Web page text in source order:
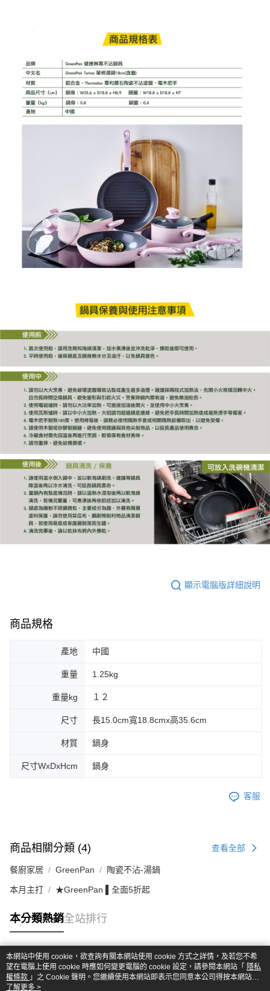
顯示電腦版詳細說明
商品規格
產地 中國
重量 1.25kg
重量kg １２
尺寸 長15.0cm寬18.8cmx高35.6cm
材質 鍋身
尺寸WxDxHcm 鍋身
客服
商品相關分類 (4) 查看全部
餐廚家居 GreenPan 陶瓷不沾-湯鍋
本月主打 ★GreenPan ▌全面5折起
本分類熱銷全站排行
熱門標籤
本網站中使用 cookie，欲查詢有關本網站使用 cookie 方式之詳情，及若您不希
望在電腦上使用 cookie 時應如何變更電腦的 cookie 設定，請參閱本網站「 隱私
權條款 」之 Cookie 聲明。您繼續使用本網站即表示您同意本公司得按本網站使
用條款之 Cookie 聲明使用 cookie。
了解更多 >